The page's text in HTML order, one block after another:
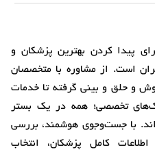
پیدا کردن بهترین پزشکان و
است. از مشاوره با متخصصان
و حلق و بینی گرفته تا خدمات
تخصصی؛ همه در یک بستر
با جست‌وجوی هوشمند، بررسی
کامل پزشکان، انتخاب